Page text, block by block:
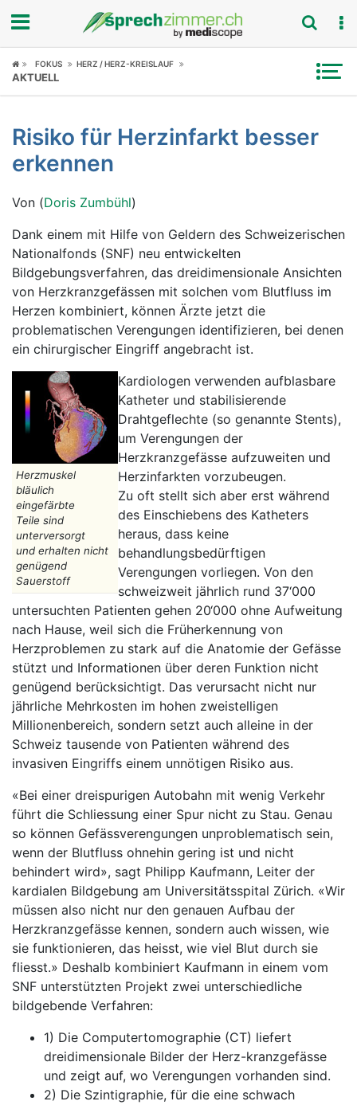
Fokus
Symptome
Ratgeber
Rubriken
FOKUS HERZ / HERZ-KREISLAUF
AKTUELL
Risiko für Herzinfarkt besser
erkennen
Von (Doris Zumbühl)
Dank einem mit Hilfe von Geldern des Schweizerischen
Nationalfonds (SNF) neu entwickelten
Bildgebungsverfahren, das dreidimensionale Ansichten
von Herzkranzgefässen mit solchen vom Blutfluss im
Herzen kombiniert, können Ärzte jetzt die
problematischen Verengungen identifizieren, bei denen
ein chirurgischer Eingriff angebracht ist.
Herzmuskel
bläulich
eingefärbte
Teile sind
unterversorgt
und erhalten nicht
genügend
Sauerstoff
Kardiologen verwenden aufblasbare
Katheter und stabilisierende
Drahtgeflechte (so genannte Stents),
um Verengungen der
Herzkranzgefässe aufzuweiten und
Herzinfarkten vorzubeugen.
Zu oft stellt sich aber erst während
des Einschiebens des Katheters
heraus, dass keine
behandlungsbedürftigen
Verengungen vorliegen. Von den
schweizweit jährlich rund 37‘000
untersuchten Patienten gehen 20‘000 ohne Aufweitung
nach Hause, weil sich die Früherkennung von
Herzproblemen zu stark auf die Anatomie der Gefässe
stützt und Informationen über deren Funktion nicht
genügend berücksichtigt. Das verursacht nicht nur
jährliche Mehrkosten im hohen zweistelligen
Millionenbereich, sondern setzt auch alleine in der
Schweiz tausende von Patienten während des
invasiven Eingriffs einem unnötigen Risiko aus.
«Bei einer dreispurigen Autobahn mit wenig Verkehr
führt die Schliessung einer Spur nicht zu Stau. Genau
so können Gefässverengungen unproblematisch sein,
wenn der Blutfluss ohnehin gering ist und nicht
behindert wird», sagt Philipp Kaufmann, Leiter der
kardialen Bildgebung am Universitätsspital Zürich. «Wir
müssen also nicht nur den genauen Aufbau der
Herzkranzgefässe kennen, sondern auch wissen, wie
sie funktionieren, das heisst, wie viel Blut durch sie
fliesst.» Deshalb kombiniert Kaufmann in einem vom
SNF unterstützten Projekt zwei unterschiedliche
bildgebende Verfahren:
1) Die Computertomographie (CT) liefert
dreidimensionale Bilder der Herz-kranzgefässe
und zeigt auf, wo Verengungen vorhanden sind.
2) Die Szintigraphie, für die eine schwach